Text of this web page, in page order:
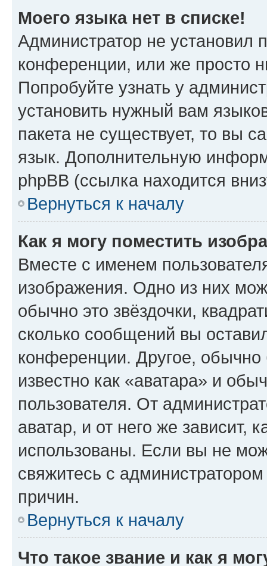
Моего языка нет в списке!
Администратор не установил
конференции, или же просто
Попробуйте узнать у
установить нужный вам
пакета не существует, то вы
язык. Дополнительную
phpBB (ссылка находится
Вернуться к началу
Как я могу поместить
Вместе с именем
изображения. Одно из них
обычно это звёздочки,
сколько сообщений вы
конференции. Другое,
известно как «аватара» и
пользователя. От
аватар, и от него же зависит,
использованы. Если вы не
свяжитесь с
причин.
Вернуться к началу
Что такое звание и как я